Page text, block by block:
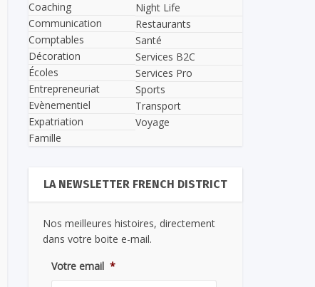
Coaching
Communication
Comptables
Décoration
Écoles
Entrepreneuriat
Evènementiel
Expatriation
Famille
Night Life
Restaurants
Santé
Services B2C
Services Pro
Sports
Transport
Voyage
LA NEWSLETTER FRENCH DISTRICT
Nos meilleures histoires, directement
dans votre boite e-mail.
Votre email *